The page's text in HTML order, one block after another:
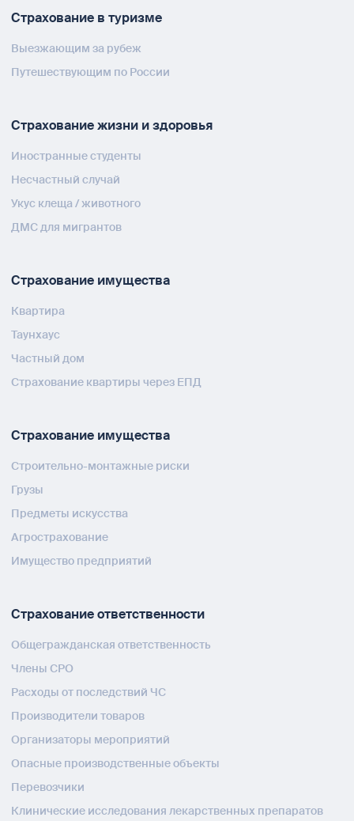
Страхование в туризме
Выезжающим за рубеж
Путешествующим по России
Страхование жизни и здоровья
Иностранные студенты
Несчастный случай
Укус клеща / животного
ДМС для мигрантов
Страхование имущества
Квартира
Таунхаус
Частный дом
Страхование квартиры через ЕПД
Страхование имущества
Строительно-монтажные риски
Грузы
Предметы искусства
Агрострахование
Имущество предприятий
Страхование ответственности
Общегражданская ответственность
Члены СРО
Расходы от последствий ЧС
Производители товаров
Организаторы мероприятий
Опасные производственные объекты
Перевозчики
Клинические исследования лекарственных препаратов